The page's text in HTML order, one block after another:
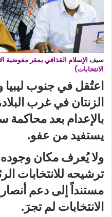
سيف
الانتخابات)
اعتُقل في جنوب ليبيا
الزنتان في غرب
يستفيد من عفو.
ولا يُعرف مكان وجوده
مستنداً إلى دعم
الانتخابات لم تجرَ.